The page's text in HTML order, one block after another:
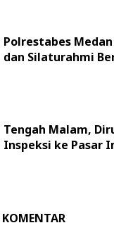
Polrestabes
dan Silaturahmi
Tengah Malam,
Inspeksi ke Pasar
KOMENTAR